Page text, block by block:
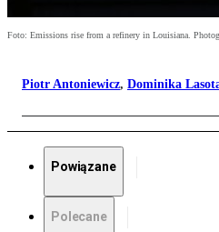
Foto: Emissions rise from a refinery in Louisiana.
Piotr Antoniewicz, Dominika
Powiązane
Polecane